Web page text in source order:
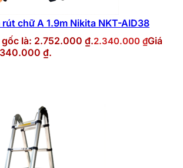
chữ A 1.9m Nikita NKT-AID38
gốc là: 2.752.000 ₫.2.340.000 ₫Giá
₫.